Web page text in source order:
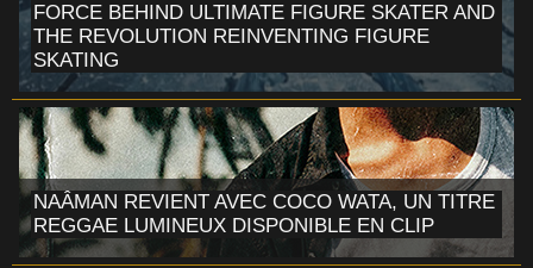
FORCE BEHIND ULTIMATE FIGURE SKATER AND
THE REVOLUTION REINVENTING FIGURE
SKATING
NAÂMAN REVIENT AVEC COCO WATA, UN TITRE
REGGAE LUMINEUX DISPONIBLE EN CLIP